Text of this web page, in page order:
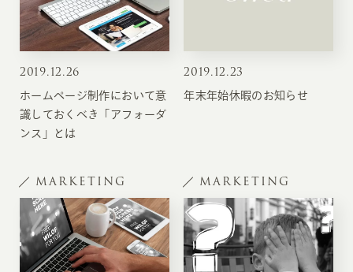
2019.12.26
ホームページ制作において意
識しておくべき「アフォーダ
ンス」とは
2019.12.23
年末年始休暇のお知らせ
MARKETING MARKETING